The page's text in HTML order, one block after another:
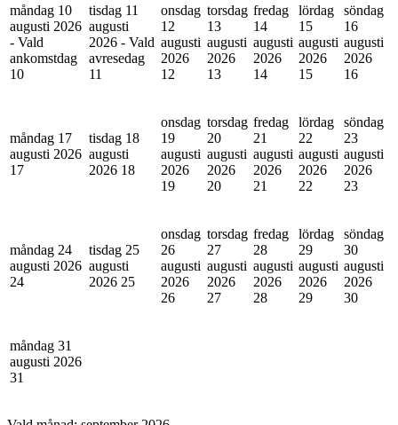
måndag 10
augusti 2026
- Vald
ankomstdag
10
tisdag 11
augusti
2026 - Vald
avresedag
11
onsdag
12
augusti
2026
12
torsdag
13
augusti
2026
13
fredag
14
augusti
2026
14
lördag
15
augusti
2026
15
söndag
16
augusti
2026
16
måndag 17
augusti 2026
17
tisdag 18
augusti
2026 18
onsdag
19
augusti
2026
19
torsdag
20
augusti
2026
20
fredag
21
augusti
2026
21
lördag
22
augusti
2026
22
söndag
23
augusti
2026
23
måndag 24
augusti 2026
24
tisdag 25
augusti
2026 25
onsdag
26
augusti
2026
26
torsdag
27
augusti
2026
27
fredag
28
augusti
2026
28
lördag
29
augusti
2026
29
söndag
30
augusti
2026
30
måndag 31
augusti 2026
31